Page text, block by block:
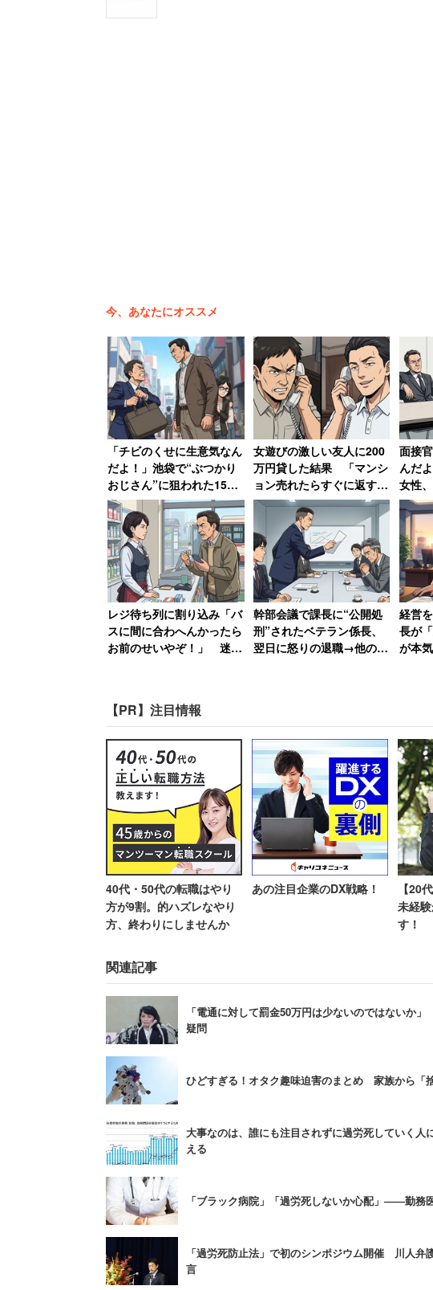
これまで深夜勤務回数が多かった時期は、全ての職
75.7％と、バス運転手の24.8％、トラック運転手の
業務関連のストレスや悩みの原因は、職種ごとに内
の多さ」が48％で最多で、タクシー運転手は「売上
「仕事での精神的な緊張・ストレス」（42.5％）だ
トラック運送事業者への調査からは、取引慣行とし
品の仕分け等の附随作業などを請け負わされている
け白書では「トラック運転者の時間外労働削減のた
荷主、行政が一体となり、取引環境の改善を図るた
今回の調査では、労働基準法の適用対象外である会
査しているが、法人役員の49.8％、自営業者の73.4
い」と回答した。厚労省では「一般の労働者と同様
時間労働を抑制していくことが課題である」と問題
医療従事者の過重労働について
イトを開設の方向
医師や看護師を始めとする医療従事者の過重労働に
の都道府県に「医療勤務環境改善支援センター」を
社会保険労務士や医業経営コンサルタントらの支援
ている。また、医療機関の「雇用の質」データベー
を後押しする方針だとも明らかにした。
※ウェブ媒体やテレビ番組等で記事を引用する際は
出典の明記をお願いします。
キャリコネであの有名企業の「働きが
る
＞＞有名企業の２０代平均年収・実態を見る
今、あなたにオススメ
「チビのくせに生意気なん
だよ！」池袋で“ぶつかり
おじさん”に狙われた150
センチ女性大柄な知人の陰
に隠れて難を逃れた恐怖
女遊びの激しい友人に200
万円貸した結果 「マンシ
ョン売れたらすぐに返す」
と言われるも20年間踏み倒
され続ける→絶縁
面接
んだ
女性
話す
いな
レジ待ち列に割り込み「バ
スに間に合わへんかったら
お前のせいやぞ！」 迷惑
幹部会議で課長に“公開処
刑”されたベテラン係長、
翌日に怒りの退職→他の係
経営
長が
が本
【PR】注目情報
40代・50代の転職はやり
方が9割。的ハズレなやり
方、終わりにしませんか
あの注目企業のDX戦略！
【20
未経
す！
関連記事
「電通に対して罰金50万円は少ないのではないか
疑問
ひどすぎる！オタク趣味迫害のまとめ 家族から「
大事なのは、誰にも注目されずに過労死していく
える
「ブラック病院」「過労死しないか心配」――勤務
「過労死防止法」で初のシンポジウム開催 川人弁
言